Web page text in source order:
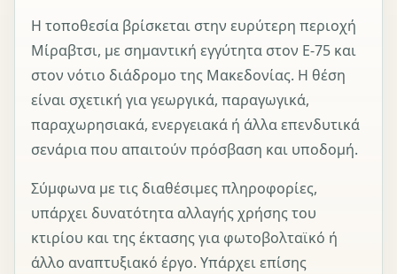
Η τοποθεσία βρίσκεται στην ευρύτερη περιοχή
Μίραβτσι, με σημαντική εγγύτητα στον E-75 και
στον νότιο διάδρομο της Μακεδονίας. Η θέση
είναι σχετική για γεωργικά, παραγωγικά,
παραχωρησιακά, ενεργειακά ή άλλα επενδυτικά
σενάρια που απαιτούν πρόσβαση και υποδομή.
Σύμφωνα με τις διαθέσιμες πληροφορίες,
υπάρχει δυνατότητα αλλαγής χρήσης του
κτιρίου και της έκτασης για φωτοβολταϊκό ή
άλλο αναπτυξιακό έργο. Υπάρχει επίσης